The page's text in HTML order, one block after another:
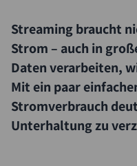
Streaming braucht
Strom – auch in
Daten verarbeiten,
Mit ein paar
Stromverbrauch
Unterhaltung zu